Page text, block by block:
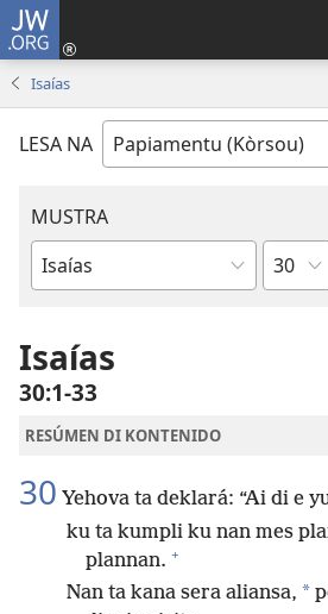
JW.ORG
Isaías
LESA NA
MUSTRA
Buki
Beibel
Kapítulo
Isaías
30:1-33
RESÚMEN DI KONTENIDO
30 Yehova ta deklará: “Ai di e
ku ta kumpli ku nan mes
plannan. +
Nan ta kana sera aliansa, *